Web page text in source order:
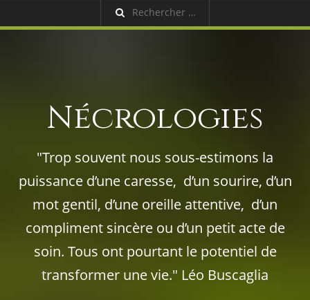
Nécrologies
"Trop souvent nous sous-estimons la
puissance d’une caresse, d’un sourire, d’un
mot gentil, d’une oreille attentive, d’un
compliment sincère ou d’un petit acte de
soin. Tous ont pourtant le potentiel de
transformer une vie." Léo Buscaglia